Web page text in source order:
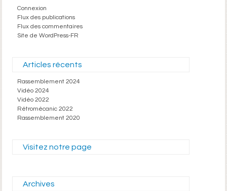
Connexion
Flux des publications
Flux des commentaires
Site de WordPress-FR
Articles récents
Rassemblement 2024
Vidéo 2024
Vidéo 2022
Rétromécanic 2022
Rassemblement 2020
Visitez notre page
Archives